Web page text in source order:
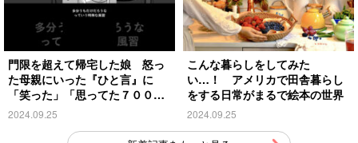
門限を超えて帰宅した娘 怒っ
た母親にいった『ひと言』に
「笑った」「思ってた７００倍
特殊」
2024.09.25
こんな暮らしをしてみた
い…！ アメリカで田舎暮らし
をする日常がまるで絵本の世界
2024.09.25